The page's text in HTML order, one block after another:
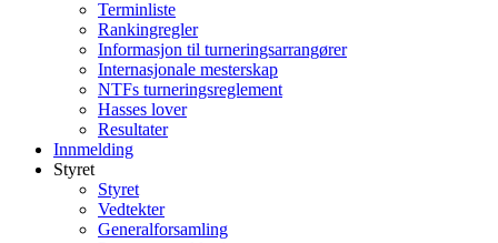
Terminliste
Rankingregler
Informasjon til turneringsarrangører
Internasjonale mesterskap
NTFs turneringsreglement
Hasses lover
Resultater
Innmelding
Styret
Styret
Vedtekter
Generalforsamling